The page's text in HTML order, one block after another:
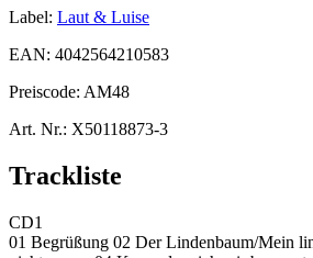
Label: Laut & Luise
EAN: 4042564210583
Preiscode: AM48
Art. Nr.: X50118873-3
Trackliste
CD1
01 Begrüßung 02 Der Lindenbaum/Mein